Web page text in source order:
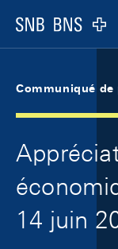
Logo
Communiqué de
14 juin